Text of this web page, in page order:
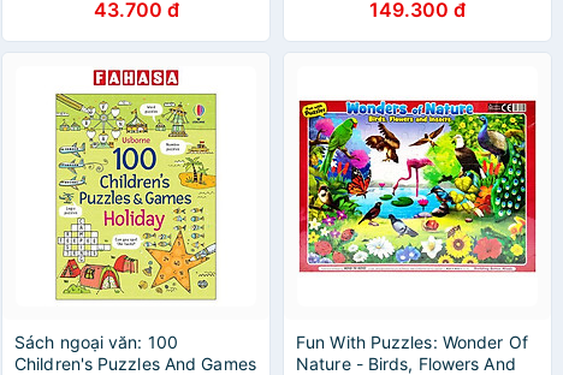
43.700 đ 149.300 đ
Sách ngoại văn: 100
Children's Puzzles And Games
Fun With Puzzles: Wonder Of
Nature - Birds, Flowers And